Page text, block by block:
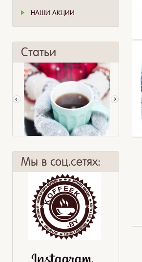
НАШИ АКЦИИ
Статьи
9 заблуждений
Мы в соц.сетях: